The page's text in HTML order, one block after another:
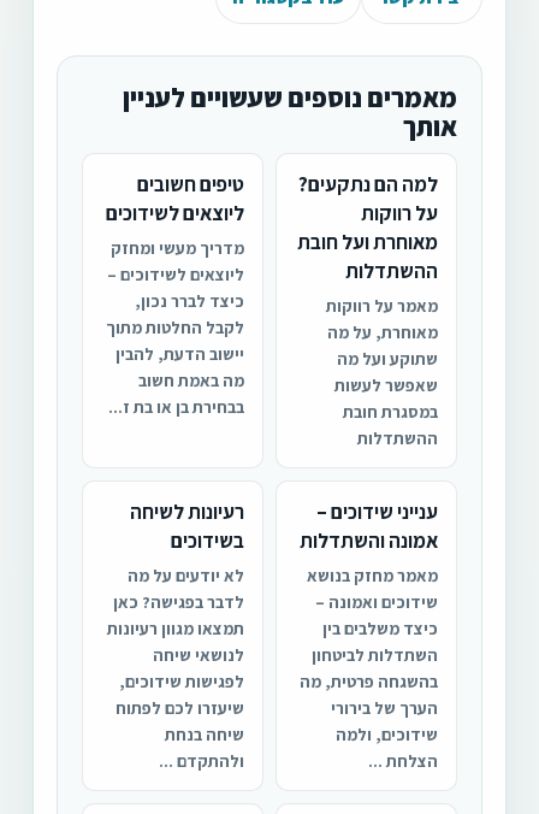
מאמרים נוספים שעשויים לעניין
אותך
למה הם נתקעים?
על רווקות
מאוחרת ועל חובת
ההשתדלות
מאמר על רווקות
מאוחרת, על מה
שתוקע ועל מה
שאפשר לעשות
במסגרת חובת
ההשתדלות
טיפים חשובים
ליוצאים לשידוכים
מדריך מעשי ומחזק
ליוצאים לשידוכים –
כיצד לברר נכון,
לקבל החלטות מתוך
יישוב הדעת, להבין
מה באמת חשוב
בבחירת בן או בת ז...
ענייני שידוכים –
אמונה והשתדלות
מאמר מחזק בנושא
שידוכים ואמונה –
כיצד משלבים בין
השתדלות לביטחון
בהשגחה פרטית, מה
הערך של בירורי
שידוכים, ולמה
הצלחת ...
רעיונות לשיחה
בשידוכים
לא יודעים על מה
לדבר בפגישה? כאן
תמצאו מגוון רעיונות
לנושאי שיחה
לפגישות שידוכים,
שיעזרו לכם לפתוח
שיחה בנחת
ולהתקדם ...